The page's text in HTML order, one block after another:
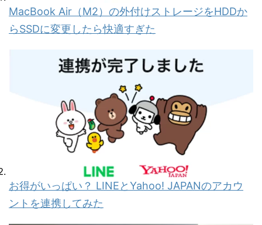
MacBook Air（M2）の外付けストレージをHDDか
らSSDに変更したら快適すぎた
お得がいっぱい？ LINEとYahoo! JAPANのアカウ
ントを連携してみた